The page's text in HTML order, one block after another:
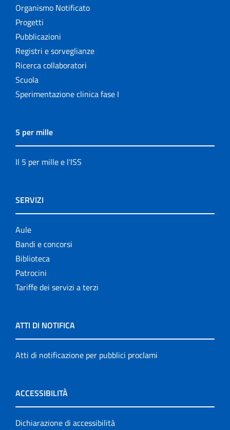
Organismo Notificato
Progetti
Pubblicazioni
Registri e sorveglianze
Ricerca collaboratori
Scuola
Sperimentazione clinica fase I
5 per mille
Il 5 per mille e l'ISS
SERVIZI
Aule
Bandi e concorsi
Biblioteca
Patrocini
Tariffe dei servizi a terzi
ATTI DI NOTIFICA
Atti di notificazione per pubblici proclami
ACCESSIBILITÀ
Dichiarazione di accessibilità